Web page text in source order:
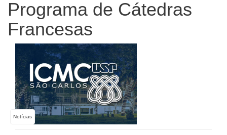
Programa de Cátedras
Francesas
Notícias